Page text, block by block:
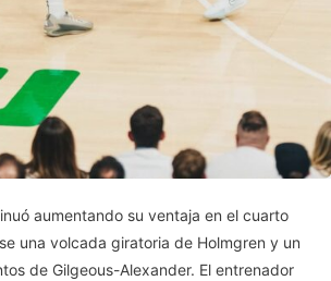
aumentando su ventaja en el cuarto
una volcada giratoria de Holmgren y un
de Gilgeous-Alexander. El entrenador